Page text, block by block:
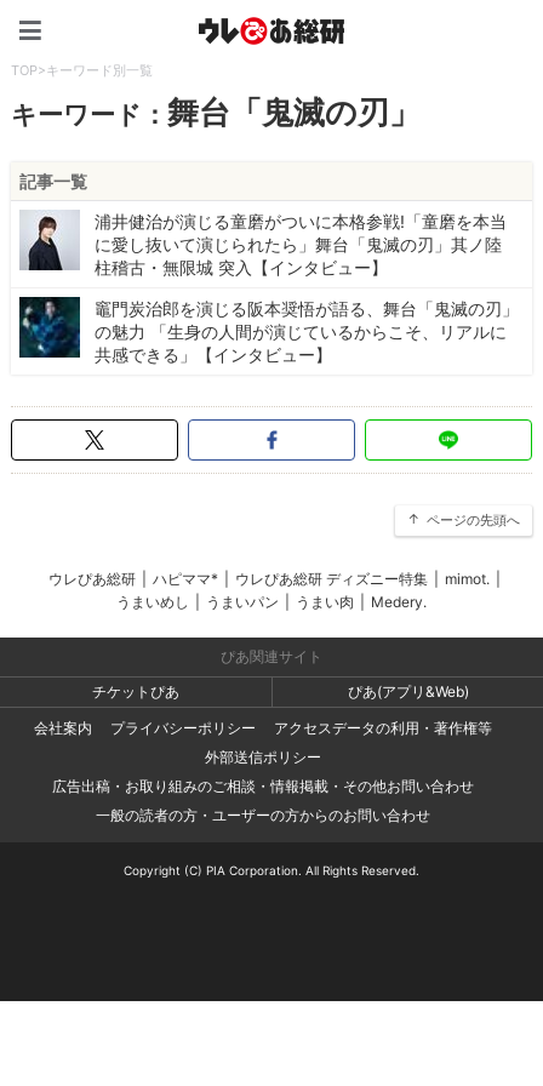
TOP>キーワード別一覧
キーワード：舞台「鬼滅の刃」
記事一覧
浦井健治が演じる童磨がついに本格参戦!「童磨を本当
に愛し抜いて演じられたら」舞台「鬼滅の刃」其ノ陸
柱稽古・無限城 突入【インタビュー】
竈門炭治郎を演じる阪本奨悟が語る、舞台「鬼滅の刃」
の魅力 「生身の人間が演じているからこそ、リアルに
共感できる」【インタビュー】
ページの先頭へ
ウレぴあ総研 ハピママ* ウレぴあ総研 ディズニー特集 mimot.
うまいめし
うまいパン うまい肉 Medery.
ぴあ関連サイト
チケットぴあ
ぴあ(アプリ&Web)
会社案内
プライバシーポリシー
アクセスデータの利用・著作権等
外部送信ポリシー
広告出稿・お取り組みのご相談・情報掲載・その他お問い合わせ
一般の読者の方・ユーザーの方からのお問い合わせ
Copyright (C) PIA Corporation. All Rights Reserved.